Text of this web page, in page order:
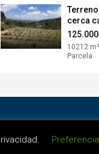
cerca
10212 m²
Parcela